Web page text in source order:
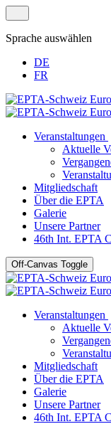
Sprache auswählen
DE
FR
Veranstaltungen
Aktuelle
Mitgliedschaft
Über die EPTA
Galerie
Unsere Partner
46th Int. EPTA
Off-Canvas Toggle
Veranstaltungen
Aktuelle
Mitgliedschaft
Über die EPTA
Galerie
Unsere Partner
46th Int. EPTA